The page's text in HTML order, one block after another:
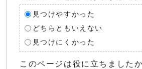
見つけやすかった
どちらともいえない
見つけにくかった
このページは役に立ちましたか